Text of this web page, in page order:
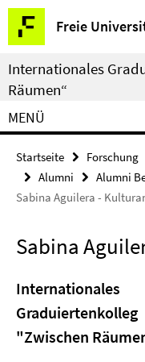
Springe
direkt
zu
Inhalt
Freie
Service-
Navigation
Internationales
Räumen“
MENÜ
Startseite Forschung
Alumni
Alumni
Sabina Aguilera -
Sabina
Internationales
Graduiertenkolleg
"Zwischen